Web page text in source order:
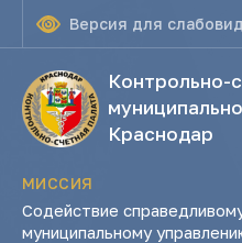
Версия для
Контрольно-
Краснодар
МИССИЯ
Содействие
муниципальному